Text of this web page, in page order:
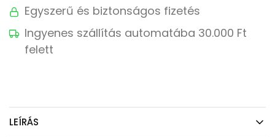
Egyszerű és biztonságos fizetés
Ingyenes szállítás automatába 30.000 Ft
felett
LEÍRÁS